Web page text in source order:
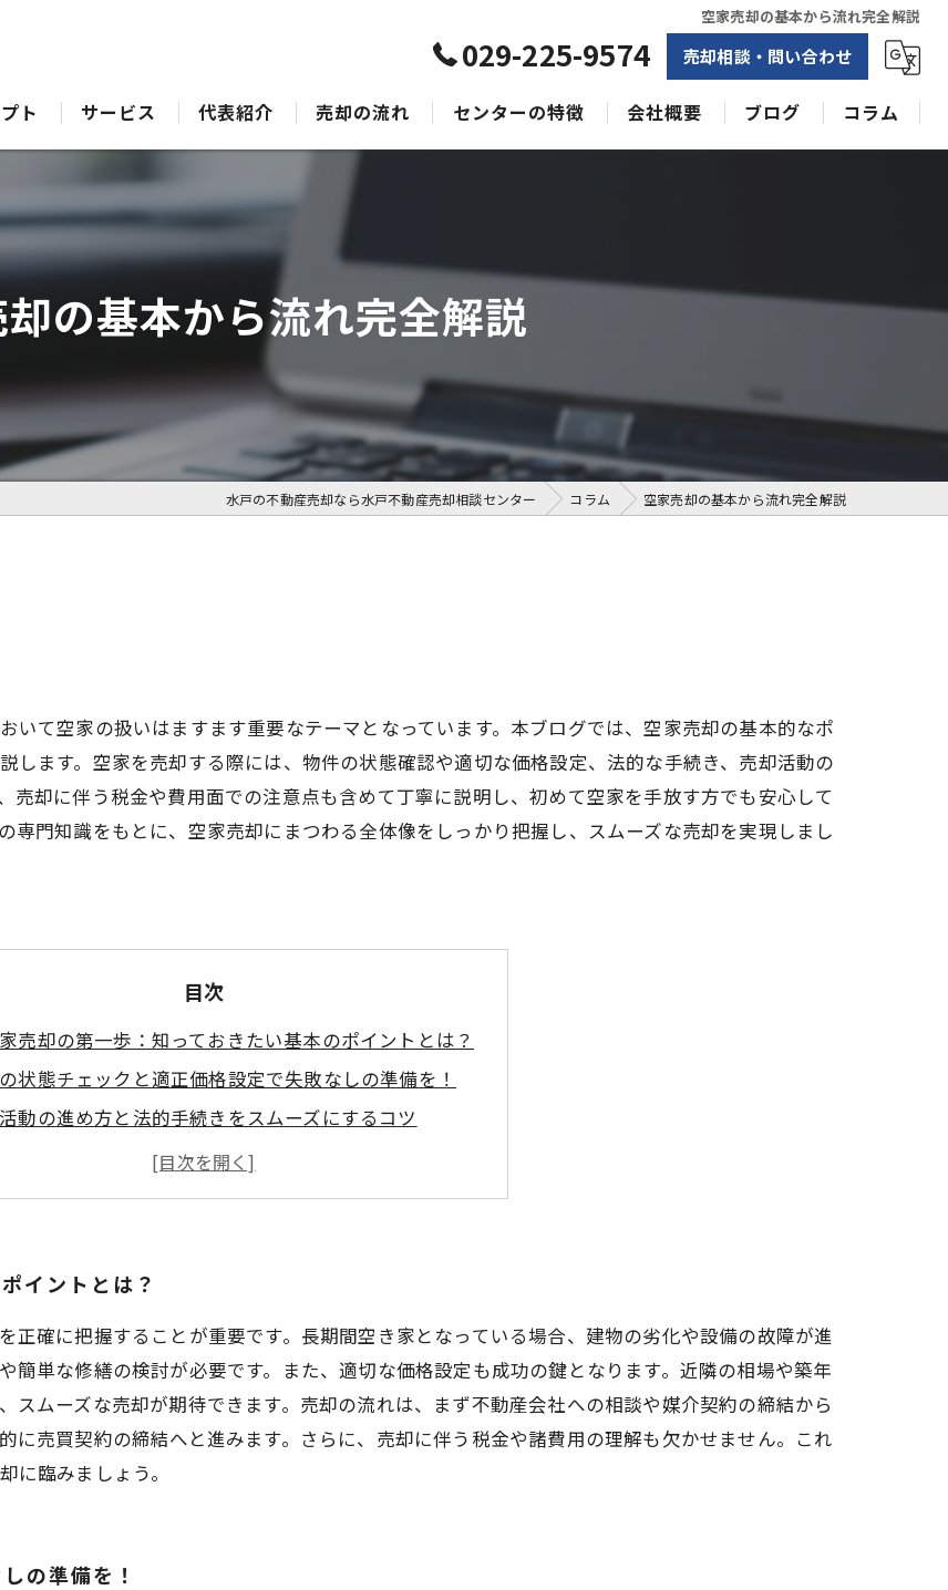
空家売却の基本から流れ完全解説
029-225-9574 売却相談・問い合わせ
ト
動産売却･水戸不動産売却相談センターのサポート
動産売却･水戸不動産売却相談センターの最適なアドバイス
サービス 代表紹介 売却の流れ センターの特徴
戸建て
収益物件
会社概要 ブログ コラム
の基本から流れ完全解説
水戸の不動産売却なら水戸不動産売却相談センター コラム 空家売却の基本から流れ完全解説
いて空家の扱いはますます重要なテーマとなっています。本ブログでは、空家売却の基本的なポ
します。空家を売却する際には、物件の状態確認や適切な価格設定、法的な手続き、売却活動の
売却に伴う税金や費用面での注意点も含めて丁寧に説明し、初めて空家を手放す方でも安心して
専門知識をもとに、空家売却にまつわる全体像をしっかり把握し、スムーズな売却を実現しまし
目次
売却の第一歩：知っておきたい基本のポイントとは？
状態チェックと適正価格設定で失敗なしの準備を！
動の進め方と法的手続きをスムーズにするコツ
や費用面の注意点を理解して安心取引を実現しよう
売却の全体像を掴んで、成功への流れを完全攻略！
ない！空き家売却の流れをわかりやすく解説
イントとは？
正確に把握することが重要です。長期間空き家となっている場合、建物の劣化や設備の故障が進
簡単な修繕の検討が必要です。また、適切な価格設定も成功の鍵となります。近隣の相場や築年
スムーズな売却が期待できます。売却の流れは、まず不動産会社への相談や媒介契約の締結から
に売買契約の締結へと進みます。さらに、売却に伴う税金や諸費用の理解も欠かせません。これ
に臨みましょう。
の準備を！